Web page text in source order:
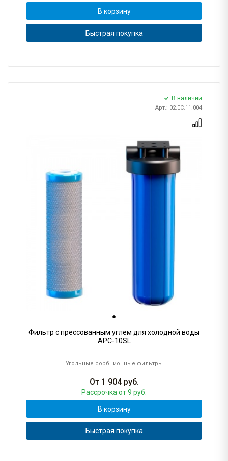
В корзину
Быстрая покупка
В наличии
Арт.: 02.ЕС.11.004
Фильтр с прессованным углем для холодной воды
APC-10SL
Угольные сорбционные фильтры
От 1 904руб.
Рассрочка от 9 руб.
В корзину
Быстрая покупка